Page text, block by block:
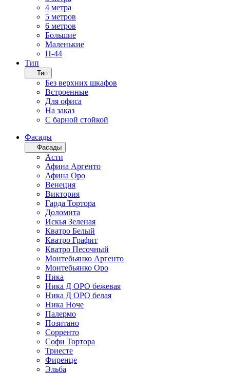
4 метра
5 метров
6 метров
Большие
Маленькие
П-44
Тип
Тип
Без верхних шкафов
Встроенные
Для офиса
На заказ
С барной стойкой
Фасады
Фасады
Асти
Афина Аргенто
Афина Оро
Венеция
Виктория
Гарда Тортора
Доломита
Искья Зеленая
Кватро Белый
Кватро Графит
Кватро Песочный
Монтебьянко Аргенто
Монтебьянко Оро
Ника
Ника Д ОРО бежевая
Ника Д ОРО белая
Ника Ноче
Палермо
Позитано
Сорренто
Софи Тортора
Триесте
Фиренце
Эльба